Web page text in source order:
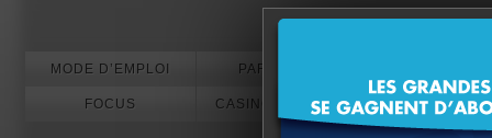
MODE D’EMPLOI PARTICIPEZ
FOCUS CASINO EN LIGNE
PARIS
CRYPTO